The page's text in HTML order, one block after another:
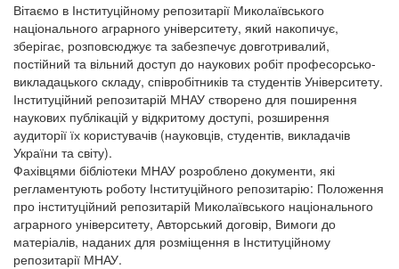
Вітаємо в Інституційному репозитарії Миколаївського
національного аграрного університету, який накопичує,
зберігає, розповсюджує та забезпечує довготривалий,
постійний та вільний доступ до наукових робіт професорсько-
викладацького складу, співробітників та студентів Університету.
Інституційний репозитарій МНАУ створено для поширення
наукових публікацій у відкритому доступі, розширення
аудиторії їх користувачів (науковців, студентів, викладачів
України та світу).
Фахівцями бібліотеки МНАУ розроблено документи, які
регламентують роботу Інституційного репозитарію: Положення
про інституційний репозитарій Миколаївського національного
аграрного університету, Авторський договір, Вимоги до
матеріалів, наданих для розміщення в Інституційному
репозитарії МНАУ.